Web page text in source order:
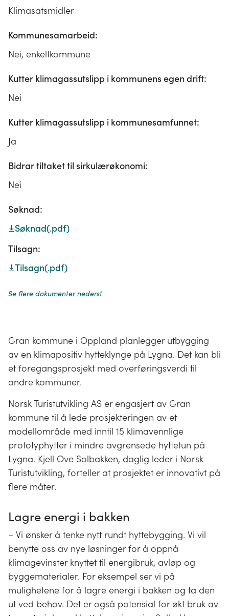
Klimasatsmidler
Kommunesamarbeid:
Nei, enkeltkommune
Kutter klimagassutslipp i kommunens egen drift:
Nei
Kutter klimagassutslipp i kommunesamfunnet:
Ja
Bidrar tiltaket til sirkulærøkonomi:
Nei
Søknad:
Søknad(.pdf)
Tilsagn:
Tilsagn(.pdf)
Se flere dokumenter nederst
Gran kommune i Oppland planlegger utbygging
av en klimapositiv hytteklynge på Lygna. Det kan bli
et foregangsprosjekt med overføringsverdi til
andre kommuner.
Norsk Turistutvikling AS er engasjert av Gran
kommune til å lede prosjekteringen av et
modellområde med inntil 15 klimavennlige
prototyphytter i mindre avgrensede hyttetun på
Lygna. Kjell Ove Solbakken, daglig leder i Norsk
Turistutvikling, forteller at prosjektet er innovativt på
flere måter.
Lagre energi i bakken
– Vi ønsker å tenke nytt rundt hyttebygging. Vi vil
benytte oss av nye løsninger for å oppnå
klimagevinster knyttet til energibruk, avløp og
byggematerialer. For eksempel ser vi på
mulighetene for å lagre energi i bakken og ta den
ut ved behov. Det er også potensial for økt bruk av